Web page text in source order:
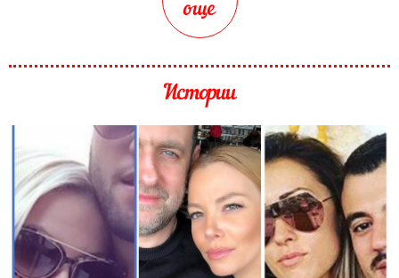
още
Истории